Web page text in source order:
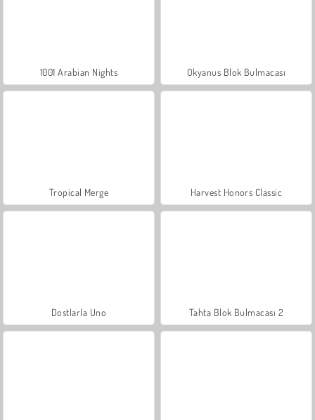
1001 Arabian Nights Okyanus Blok Bulmacası
Tropical Merge Harvest Honors Classic
Dostlarla Uno Tahta Blok Bulmacası 2